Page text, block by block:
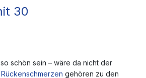
30
schön sein – wäre da nicht der
Rückenschmerzen gehören zu den